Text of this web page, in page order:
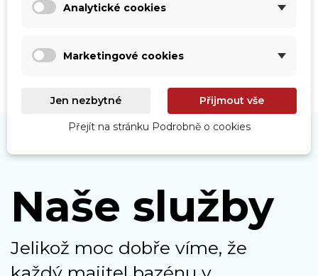
Naše služby
Jelikož moc dobře víme, že
Analytické cookies
Marketingové cookies
Jen nezbytné Přijmout vše
Přejít na stránku Podrobně o cookies